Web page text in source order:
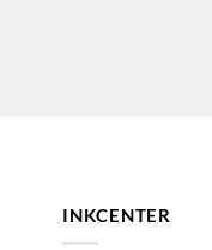
INKCENTER